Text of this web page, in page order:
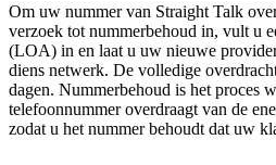
Om uw nummer van Straight Talk
verzoek tot nummerbehoud in, vult u
(LOA) in en laat u uw nieuwe
diens netwerk. De volledige
dagen. Nummerbehoud is het proces
telefoonnummer overdraagt van de
zodat u het nummer behoudt dat uw